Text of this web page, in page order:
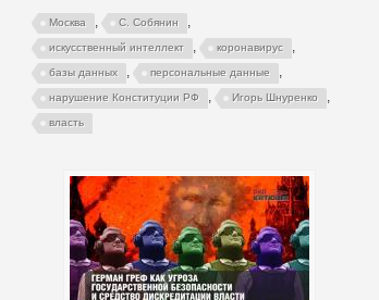
Москва , С. Собянин ,
искусственный интеллект , коронавирус ,
базы данных , персональные данные ,
нарушение Конституции РФ , Игорь Шнуренко ,
власть